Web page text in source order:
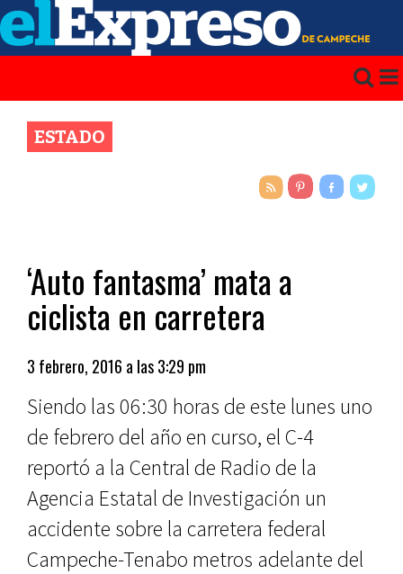
ESTADO
‘Auto fantasma’ mata a
ciclista en carretera
3 febrero, 2016 a las 3:29 pm
Siendo las 06:30 horas de este lunes uno
de febrero del año en curso, el C-4
reportó a la Central de Radio de la
Agencia Estatal de Investigación un
accidente sobre la carretera federal
Campeche-Tenabo metros adelante del